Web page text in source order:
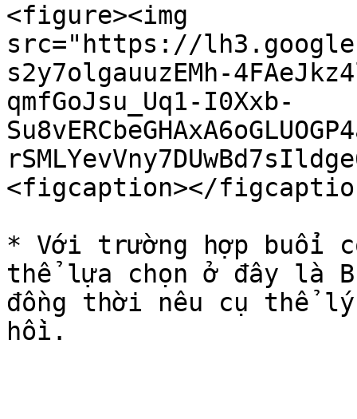
<figure><img
src="https://
s2y7olgauuzEMh-
qmfGoJsu_Uq1-I0Xxb-
<figcaption></
* Với trường hợp buổi
thể lựa chọn ở đây là
đồng thời nêu cụ thể